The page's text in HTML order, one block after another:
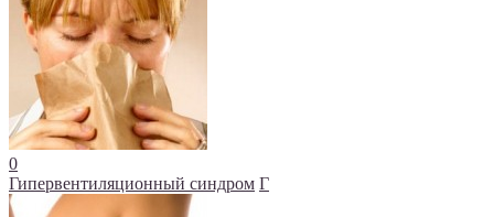
0
Гипервентиляционный синдром Г